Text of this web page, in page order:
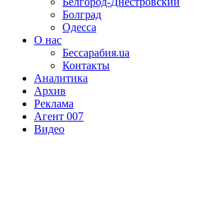
Болград
Одесса
О нас
Бессарабия.ua
Контакты
Аналитика
Архив
Реклама
Агент 007
Видео